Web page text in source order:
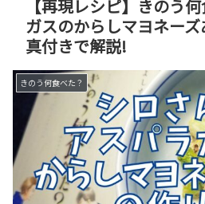
【再現レシピ】きのう
ガスのからしマヨネー
真付きで解説!
きのう何食べた？